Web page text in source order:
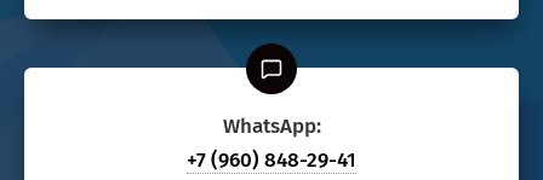
WhatsApp:
+7 (960) 848-29-41